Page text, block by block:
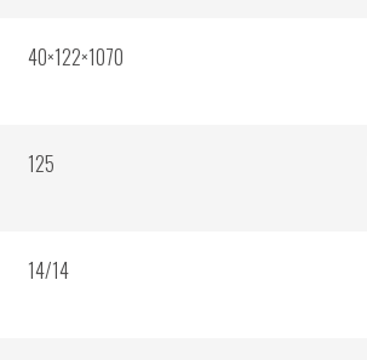
40×122×1070
125
14/14